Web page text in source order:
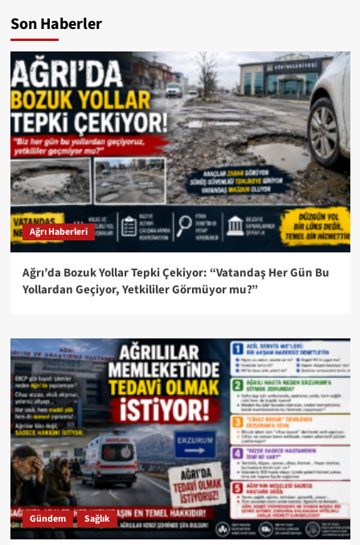
Son Haberler
Ağrı Haberleri
Ağrı’da Bozuk Yollar Tepki Çekiyor: “Vatandaş Her Gün Bu
Yollardan Geçiyor, Yetkililer Görmüyor mu?”
Gündem Sağlık